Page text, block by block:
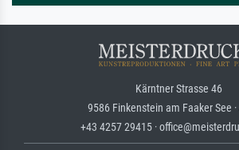
Kärntner Strasse 46
9586 Finkenstein am Faaker See
+43 4257 29415 ·